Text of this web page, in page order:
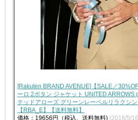
[Rakuten BRAND AVENUE]【SALE／
ーロ 2ボタン ジャケット UNITED
テッドアローズ グリーンレーベルリラクシン
【RBA_E】【送料無料】
価格：19656円（税込、送料無料) (2018/5/